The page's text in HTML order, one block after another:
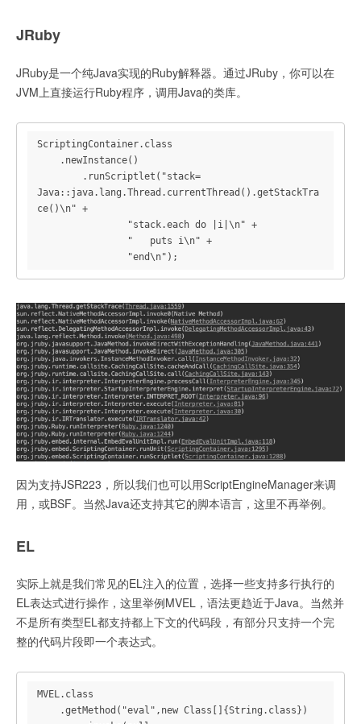
JRuby
JRuby是一个纯Java实现的Ruby解释器。通过JRuby，你可以在
JVM上直接运行Ruby程序，调用Java的类库。
ScriptingContainer.class
Java::java.lang.Thread.currentThread().getStackTra
ce()\n" +
                "end\n");
因为支持JSR223，所以我们也可以用ScriptEngineManager来调
用，或BSF。当然Java还支持其它的脚本语言，这里不再举例。
EL
实际上就是我们常见的EL注入的位置，选择一些支持多行执行的
EL表达式进行操作，这里举例MVEL，语法更趋近于Java。当然并
不是所有类型EL都支持都上下文的代码段，有部分只支持一个完
整的代码片段即一个表达式。
MVEL.class